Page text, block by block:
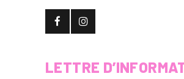
LETTRE